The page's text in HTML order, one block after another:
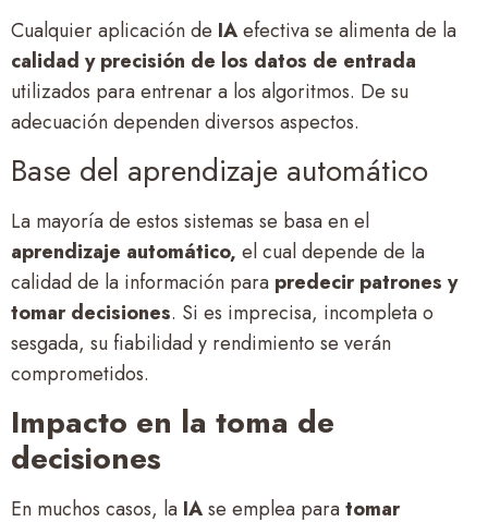
Cualquier aplicación de IAefectiva se alimenta de la
calidad y precisión de los datos de entrada
utilizados para entrenar a los algoritmos. De su
adecuación dependen diversos aspectos.
Base del aprendizaje automático
La mayoría de estos sistemas se basa en el
aprendizaje automático, el cual depende de la
calidad de la información para predecir patrones y
tomar decisiones. Si es imprecisa, incompleta o
sesgada, su fiabilidad y rendimiento se verán
comprometidos.
Impacto en la toma de
decisiones
En muchos casos, la IAse emplea paratomar